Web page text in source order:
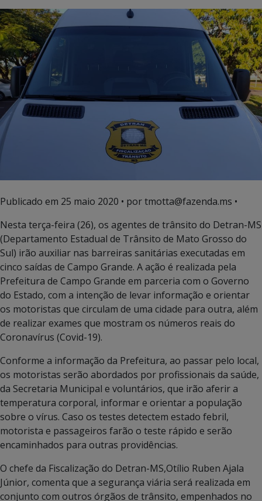
Publicado em 25 maio 2020 • por tmotta@fazenda.ms •
Nesta terça-feira (26), os agentes de trânsito do Detran-MS
(Departamento Estadual de Trânsito de Mato Grosso do
Sul) irão auxiliar nas barreiras sanitárias executadas em
cinco saídas de Campo Grande. A ação é realizada pela
Prefeitura de Campo Grande em parceria com o Governo
do Estado, com a intenção de levar informação e orientar
os motoristas que circulam de uma cidade para outra, além
de realizar exames que mostram os números reais do
Coronavírus (Covid-19).
Conforme a informação da Prefeitura, ao passar pelo local,
os motoristas serão abordados por profissionais da saúde,
da Secretaria Municipal e voluntários, que irão aferir a
temperatura corporal, informar e orientar a população
sobre o vírus. Caso os testes detectem estado febril,
motorista e passageiros farão o teste rápido e serão
encaminhados para outras providências.
O chefe da Fiscalização do Detran-MS,Otílio Ruben Ajala
Júnior, comenta que a segurança viária será realizada em
conjunto com outros órgãos de trânsito, empenhados no